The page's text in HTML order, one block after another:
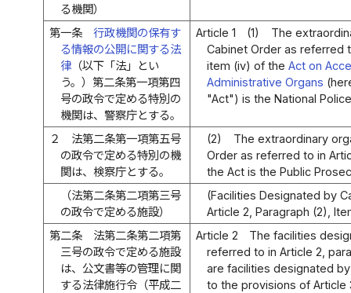
る機関）
第一条
行政機関の保有す
る情報の公開に関する法
律（以下「法」とい
う。）第二条第一項第四
号の政令で定める特別の
機関は、警察庁とする。
Article 1 (1)
The
Cabinet Order as referred
item (iv) of theAct on
Administrative Organs
"Act") is the National
２
法第二条第一項第五号
の政令で定める特別の機
関は、検察庁とする。
(2)
The extraordinary
Order as referred to in
the Act is the Public
（法第二条第二項第三号
の政令で定める施設）
(Facilities Designated by
Article 2, Paragraph (2),
第二条
法第二条第二項第
三号の政令で定める施設
は、公文書等の管理に関
する法律施行令（平成二
Article 2
The facilities
referred to in Article 2,
are facilities designated
to the provisions of Article